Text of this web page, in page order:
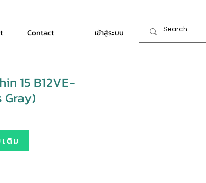
Contact เข้าสู่ระบบ
15 B12VE-
Gray)
ติม